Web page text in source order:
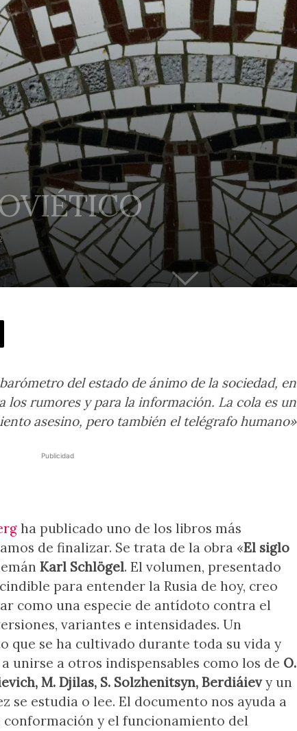
del estado de ánimo de la sociedad, en
los rumores y para la información. La cola es un
asesino, pero también el telégrafo humano»
Publicidad
ha publicado uno de los libros más
de finalizar. Se trata de la obra «El siglo
Karl Schlögel. El volumen, presentado
para entender la Rusia de hoy, creo
como una especie de antídoto contra el
variantes e intensidades. Un
que se ha cultivado durante toda su vida y
unirse a otros indispensables como los de O.
M. Djilas, S. Solzhenitsyn, Berdiáievy un
se estudia o lee. El documento nos ayuda a
conformación y el funcionamiento del